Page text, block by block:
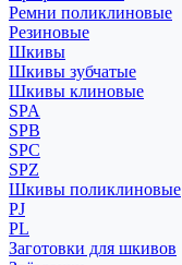
Ремни поликлиновые
Резиновые
Шкивы
Шкивы зубчатые
Шкивы клиновые
SPA
SPB
SPC
SPZ
Шкивы поликлиновые
PJ
PL
Заготовки для шкивов